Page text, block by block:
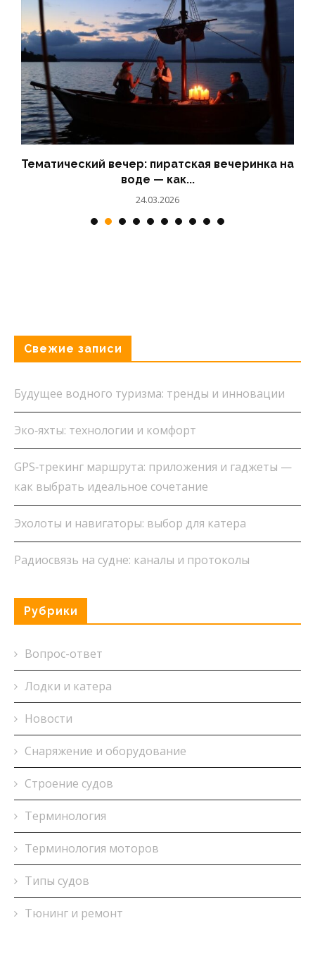
День рождения на теплоходе: идеи
развлечений
23.03.2026
Свежие записи
Будущее водного туризма: тренды и инновации
Эко‑яхты: технологии и комфорт
GPS‑трекинг маршрута: приложения и гаджеты —
как выбрать идеальное сочетание
Эхолоты и навигаторы: выбор для катера
Радиосвязь на судне: каналы и протоколы
Рубрики
Вопрос-ответ
Лодки и катера
Новости
Снаряжение и оборудование
Строение судов
Терминология
Терминология моторов
Типы судов
Тюнинг и ремонт